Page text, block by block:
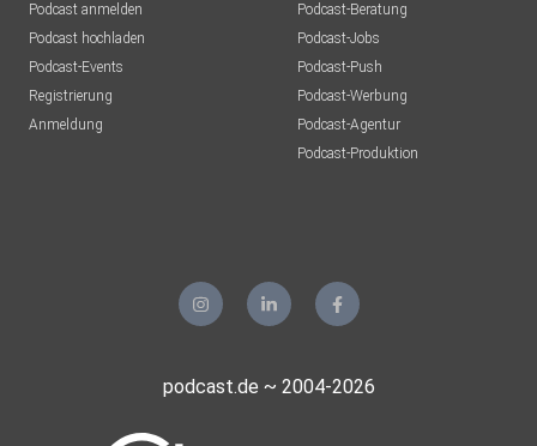
Podcast anmelden
Podcast hochladen
Podcast-Events
Registrierung
Anmeldung
Podcast-Beratung
Podcast-Jobs
Podcast-Push
Podcast-Werbung
Podcast-Agentur
Podcast-Produktion
podcast.de ~ 2004-2026